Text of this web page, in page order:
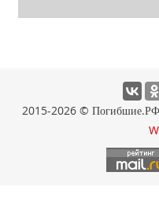
2015-2026 © Погибшие.РФ